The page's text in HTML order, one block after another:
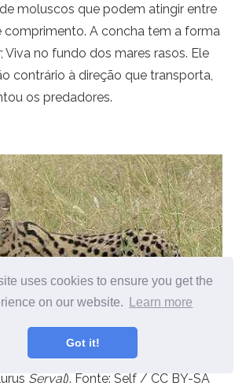
uses cookies to ensure you get the
on our website.
Learn more
Got it!
moluscos que podem atingir entre
comprimento. A concha tem a forma
Viva no fundo dos mares rasos. Ele
contrário à direção que transporta,
os predadores.
Serval). Fonte: Self / CC BY-SA